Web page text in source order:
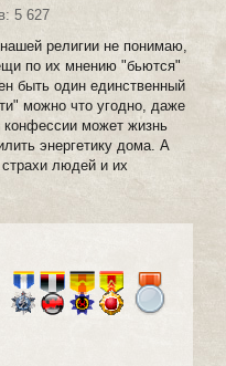
5 627
религии не понимаю,
по их мнению "бьются"
быть один единственный
можно что угодно, даже
конфессии может жизнь
энергетику дома. А
страхи людей и их